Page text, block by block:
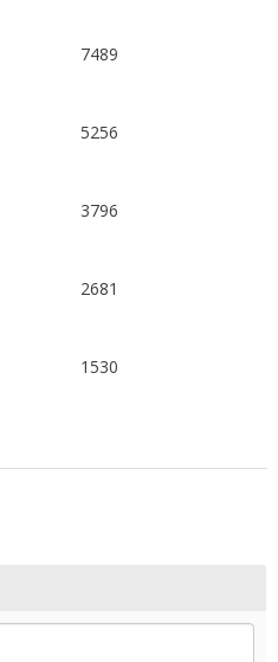
7489
5256
3796
2681
1530